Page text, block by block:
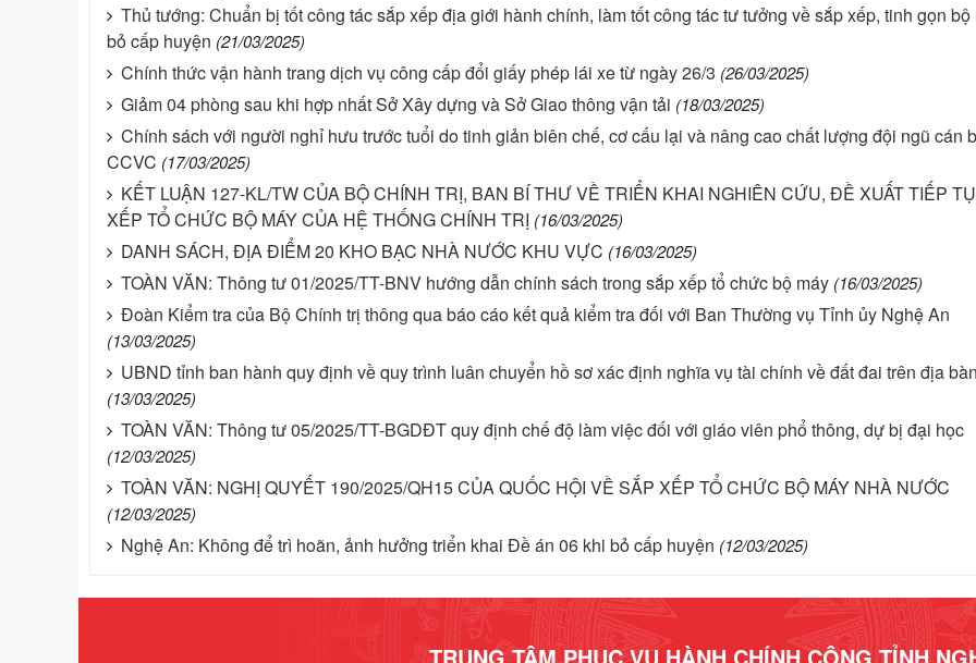
Thủ tướng: Chuẩn bị tốt công tác sắp xếp địa giới hành chính, làm tốt công tác tư tưởng về sắp xếp, tinh gọn bộ
bỏ cấp huyện (21/03/2025)
Chính thức vận hành trang dịch vụ công cấp đổi giấy phép lái xe từ ngày 26/3 (26/03/2025)
Giảm 04 phòng sau khi hợp nhất Sở Xây dựng và Sở Giao thông vận tải (18/03/2025)
Chính sách với người nghỉ hưu trước tuổi do tinh giản biên chế, cơ cấu lại và nâng cao chất lượng đội ngũ cán
CCVC (17/03/2025)
KẾT LUẬN 127-KL/TW CỦA BỘ CHÍNH TRỊ, BAN BÍ THƯ VỀ TRIỂN KHAI NGHIÊN CỨU, ĐỀ XUẤT TIẾP
XẾP TỔ CHỨC BỘ MÁY CỦA HỆ THỐNG CHÍNH TRỊ (16/03/2025)
DANH SÁCH, ĐỊA ĐIỂM 20 KHO BẠC NHÀ NƯỚC KHU VỰC (16/03/2025)
TOÀN VĂN: Thông tư 01/2025/TT-BNV hướng dẫn chính sách trong sắp xếp tổ chức bộ máy (16/03/2025)
Đoàn Kiểm tra của Bộ Chính trị thông qua báo cáo kết quả kiểm tra đối với Ban Thường vụ Tỉnh ủy Nghệ An
(13/03/2025)
UBND tỉnh ban hành quy định về quy trình luân chuyển hồ sơ xác định nghĩa vụ tài chính về đất đai trên địa
(13/03/2025)
TOÀN VĂN: Thông tư 05/2025/TT-BGDĐT quy định chế độ làm việc đối với giáo viên phổ thông, dự bị đại học
(12/03/2025)
TOÀN VĂN: NGHỊ QUYẾT 190/2025/QH15 CỦA QUỐC HỘI VỀ SẮP XẾP TỔ CHỨC BỘ MÁY NHÀ NƯỚC
(12/03/2025)
Nghệ An: Không để trì hoãn, ảnh hưởng triển khai Đề án 06 khi bỏ cấp huyện (12/03/2025)